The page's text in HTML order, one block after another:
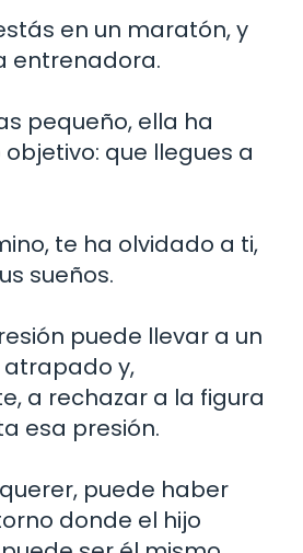
en un maratón, y
entrenadora.
pequeño, ella ha
que llegues a
te ha olvidado a ti,
sueños.
puede llevar a un
atrapado y,
a rechazar a la figura
esa presión.
puede haber
donde el hijo